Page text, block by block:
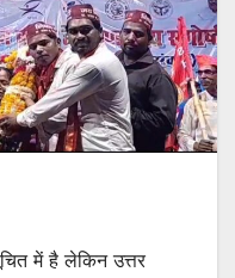
में है लेकिन उत्तर